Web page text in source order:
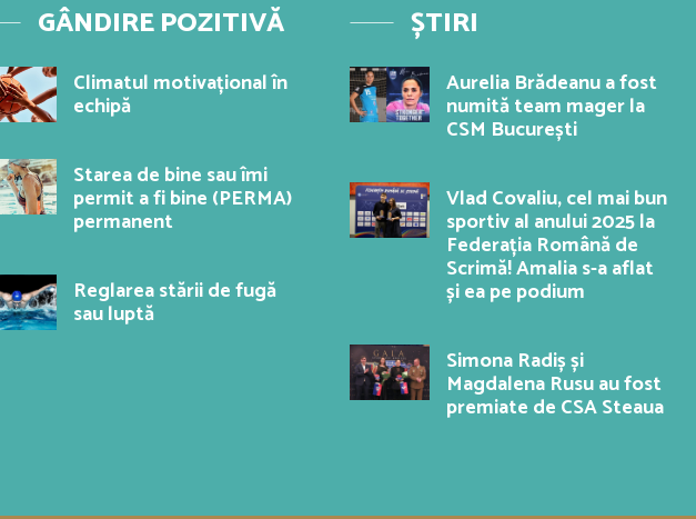
GÂNDIRE POZITIVĂ
Climatul motivațional în
echipă
Starea de bine sau îmi
permit a fi bine (PERMA)
permanent
Reglarea stării de fugă
sau luptă
ȘTIRI
Aurelia Brădeanu a fost
numită team mager la
CSM București
Vlad Covaliu, cel mai bun
sportiv al anului 2025 la
Federația Română de
Scrimă! Amalia s-a aflat
și ea pe podium
Simona Radiș și
Magdalena Rusu au fost
premiate de CSA Steaua